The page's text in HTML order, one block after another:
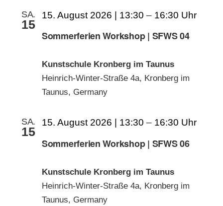
SA.
15
Sommerferien Workshop | SFWS 04
15. August 2026 | 13:30 – 16:30
Kunstschule Kronberg im Taunus
Heinrich-Winter-Straße 4a, Kronberg im
Taunus, Germany
SA.
15
Sommerferien Workshop | SFWS 06
15. August 2026 | 13:30 – 16:30
Kunstschule Kronberg im Taunus
Heinrich-Winter-Straße 4a, Kronberg im
Taunus, Germany